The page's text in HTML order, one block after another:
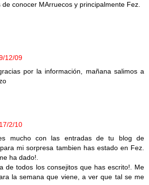
conocer MArruecos y principalmente Fez.
12/09
por la información, mañana salimos a
17/2/10
mucho con las entradas de tu blog de
mi sorpresa tambien has estado en Fez.
ha dado!.
de todos los consejitos que has escrito!. Me
la semana que viene, a ver que tal se me